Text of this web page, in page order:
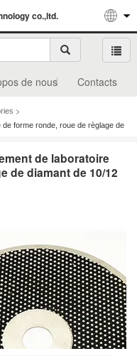
co.,ltd.
de nous Contacts
>
forme ronde, roue de règlage de
de laboratoire
de diamant de 10/12